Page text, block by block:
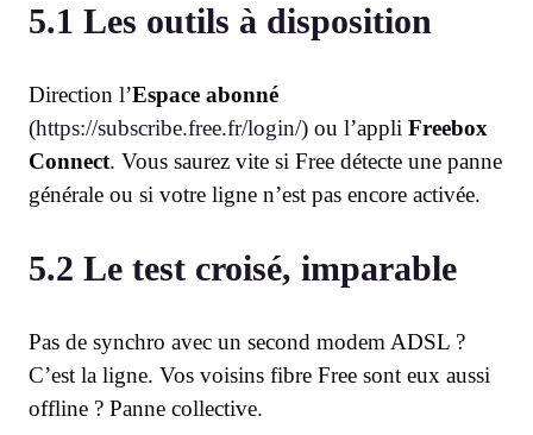
5.1 Les outils à disposition
Direction l’Espace abonné
(https://subscribe.free.fr/login/) ou l’appli Freebox
Connect. Vous saurez vite si Free détecte une panne
générale ou si votre ligne n’est pas encore activée.
5.2 Le test croisé, imparable
Pas de synchro avec un second modem ADSL ?
C’est la ligne. Vos voisins fibre Free sont eux aussi
offline ? Panne collective.